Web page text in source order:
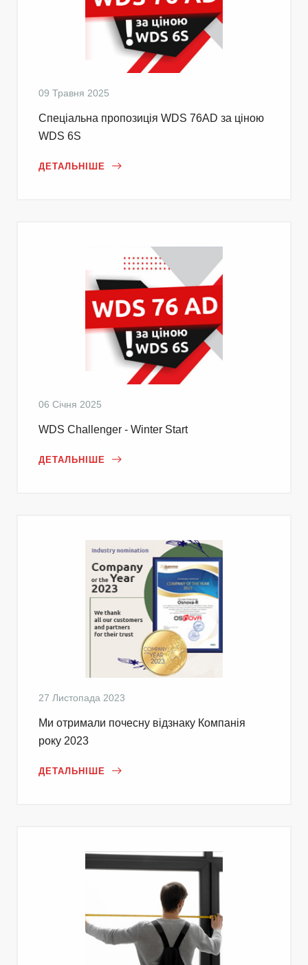
09 Травня 2025
Cпеціальна пропозиція WDS 76AD за ціною
WDS 6S
ДЕТАЛЬНІШЕ
06 Січня 2025
WDS Challenger - Winter Start
ДЕТАЛЬНІШЕ
27 Листопада 2023
Ми отримали почесну відзнаку Компанія
року 2023
ДЕТАЛЬНІШЕ